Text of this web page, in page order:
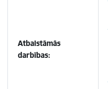
Atbalstāmās
darbības: